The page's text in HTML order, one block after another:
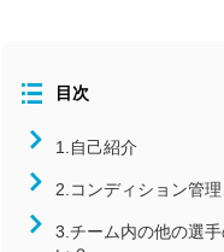
中部
目次
1.自己紹介
2.コンディション管
3.チーム内の他の選